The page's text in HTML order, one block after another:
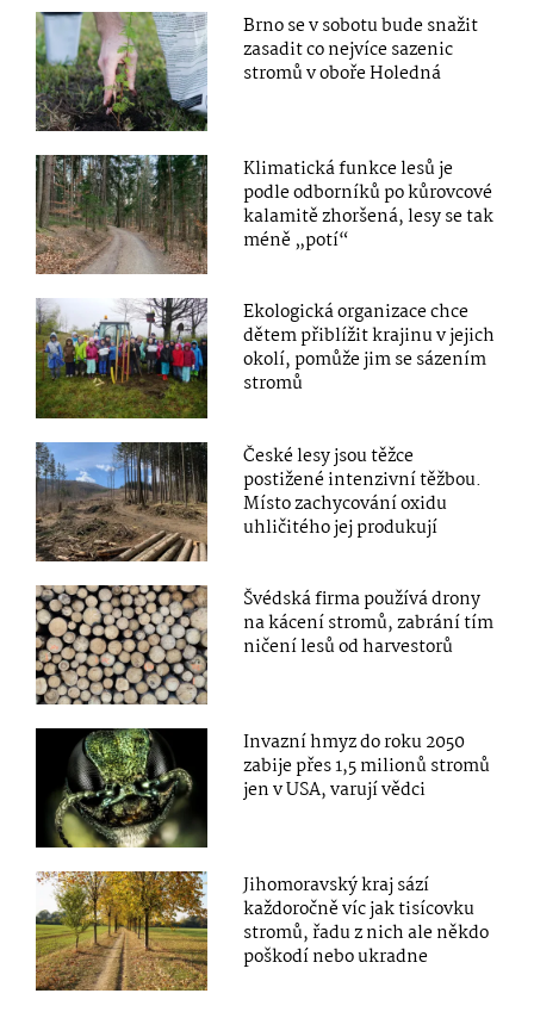
Brno se v sobotu bude snažit
zasadit co nejvíce sazenic
stromů v oboře Holedná
Klimatická funkce lesů je
podle odborníků po kůrovcové
kalamitě zhoršená, lesy se tak
méně „potí“
Ekologická organizace chce
dětem přiblížit krajinu v jejich
okolí, pomůže jim se sázením
stromů
České lesy jsou těžce
postižené intenzivní těžbou.
Místo zachycování oxidu
uhličitého jej produkují
Švédská firma používá drony
na kácení stromů, zabrání tím
ničení lesů od harvestorů
Invazní hmyz do roku 2050
zabije přes 1,5 milionů stromů
jen v USA, varují vědci
Jihomoravský kraj sází
každoročně víc jak tisícovku
stromů, řadu z nich ale někdo
poškodí nebo ukradne